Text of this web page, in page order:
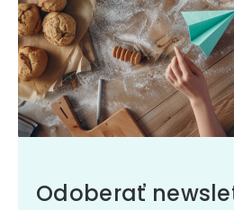
Odoberať